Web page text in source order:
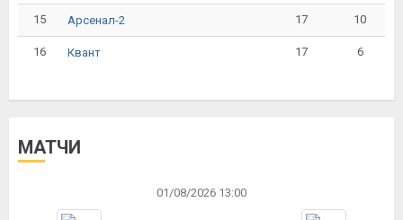
15 Арсенал-2 17 10
16 Квант 17 6
МАТЧИ
01/08/2026 13:00